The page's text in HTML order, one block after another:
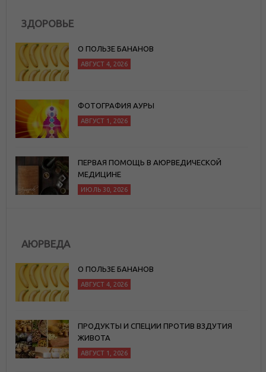
ЗДОРОВЬЕ
О ПОЛЬЗЕ БАНАНОВ
АВГУСТ 4, 2026
ФОТОГРАФИЯ АУРЫ
АВГУСТ 1, 2026
ПЕРВАЯ ПОМОЩЬ В АЮРВЕДИЧЕСКОЙ
МЕДИЦИНЕ
ИЮЛЬ 30, 2026
АЮРВЕДА
О ПОЛЬЗЕ БАНАНОВ
АВГУСТ 4, 2026
ПРОДУКТЫ И СПЕЦИИ ПРОТИВ ВЗДУТИЯ
ЖИВОТА
АВГУСТ 1, 2026